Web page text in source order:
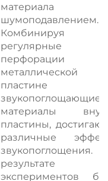
материала
шумоподавлением.
Комбинируя
регулярные
перфорации
металлической
пластине
звукопоглощающие
материалы
пластины,
различные
результате
экспериментов